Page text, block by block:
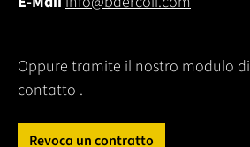
Oppure tramite il nostro modulo di
contatto .
Revoca un contratto